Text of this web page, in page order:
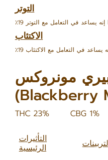
التوتر
إنه يساعد في التعامل مع التوتر
الاكتئاب
يساعد في التعامل مع الاكتئاب
مونروكس
(Blackberry
THC 23% CBG 1%
التأثيرات
الرئيسية